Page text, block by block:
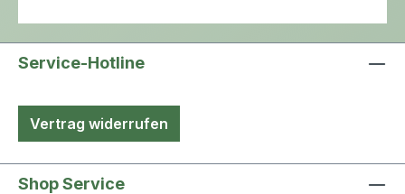
Service-Hotline
Vertrag widerrufen
Shop Service